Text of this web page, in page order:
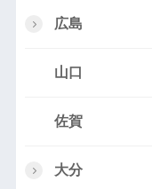
広島
山口
佐賀
大分